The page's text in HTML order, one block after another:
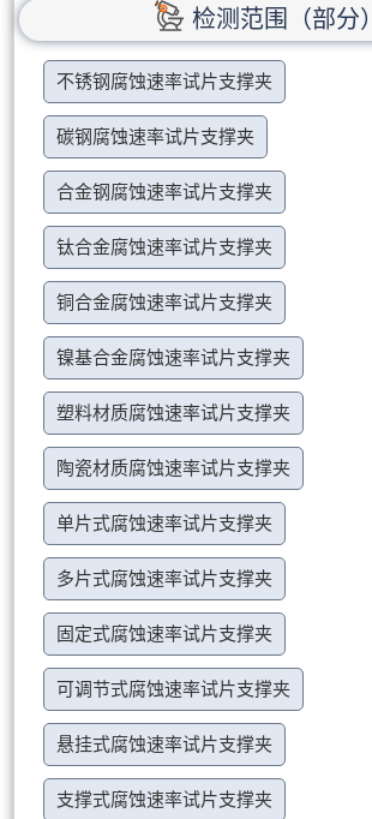
检测范围（部分）
不锈钢腐蚀速率试片支撑夹
碳钢腐蚀速率试片支撑夹
合金钢腐蚀速率试片支撑夹
钛合金腐蚀速率试片支撑夹
铜合金腐蚀速率试片支撑夹
镍基合金腐蚀速率试片支撑夹
塑料材质腐蚀速率试片支撑夹
陶瓷材质腐蚀速率试片支撑夹
单片式腐蚀速率试片支撑夹
多片式腐蚀速率试片支撑夹
固定式腐蚀速率试片支撑夹
可调节式腐蚀速率试片支撑夹
悬挂式腐蚀速率试片支撑夹
支撑式腐蚀速率试片支撑夹